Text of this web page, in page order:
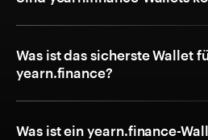
Was ist das sicherste Wallet
yearn.finance?
Was ist ein yearn.finance-